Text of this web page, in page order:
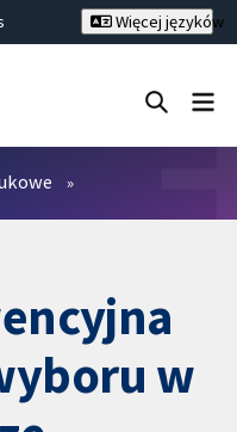
Więcej języków
w